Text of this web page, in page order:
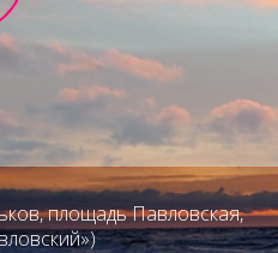
площадь Павловская,